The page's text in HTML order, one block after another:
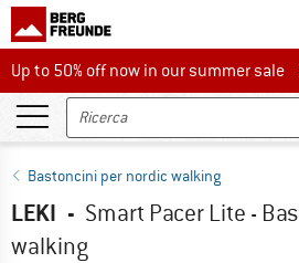
Up to 50% off now in our summer sale
Up to 50% off now in our summer sale
Bastoncini per nordic walking
LEKI - Smart Pacer Lite -
walking